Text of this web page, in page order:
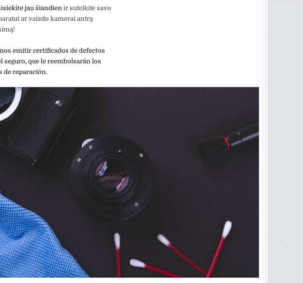
jau šiandienir suteikite savo
ar vaizdo kamerai antrą
emitir certificados de defectos
seguro, que le reembolsarán los
de reparación.